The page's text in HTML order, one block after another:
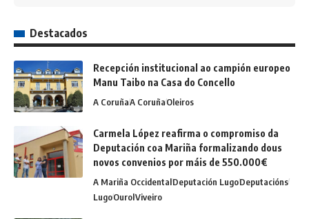
Destacados
Recepción institucional ao campión europeo
Manu Taibo na Casa do Concello
A CoruñaA CoruñaOleiros
Carmela López reafirma o compromiso da
Deputación coa Mariña formalizando dous
novos convenios por máis de 550.000€
A Mariña OccidentalDeputación LugoDeputacións
LugoOurolViveiro